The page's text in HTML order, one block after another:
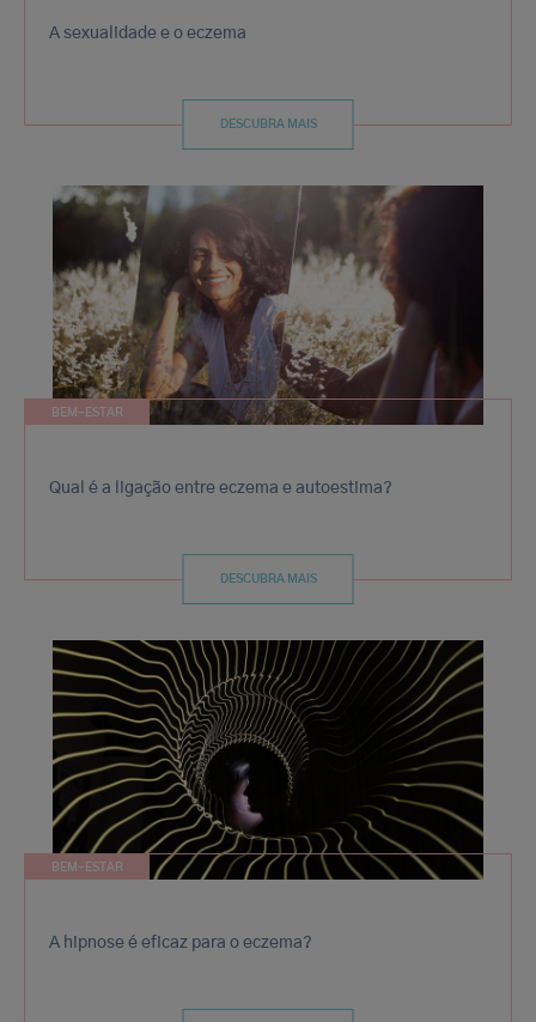
A sexualidade e o eczema
DESCUBRA MAIS
BEM-ESTAR
Qual é a ligação entre eczema e autoestima?
DESCUBRA MAIS
BEM-ESTAR
A hipnose é eficaz para o eczema?